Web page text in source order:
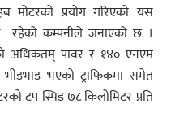
मोटरको प्रयोग गरिएको यस
रहेको कम्पनीले जनाएको छ ।
अधिकतम् पावर र १४० एनएम
भएको ट्राफिकमा समेत
टप स्पिड ७८ किलोमिटर प्रति